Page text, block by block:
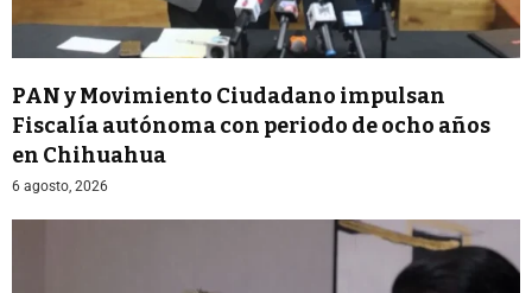
PAN y Movimiento Ciudadano impulsan
Fiscalía autónoma con periodo de ocho años
en Chihuahua
6 agosto, 2026